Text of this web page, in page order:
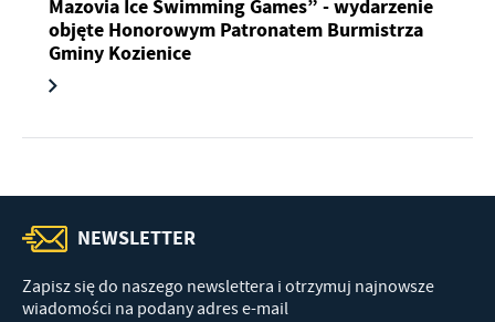
Mazovia Ice Swimming Games” - wydarzenie
objęte Honorowym Patronatem Burmistrza
Gminy Kozienice
NEWSLETTER
Zapisz się do naszego newslettera i otrzymuj najnowsze
wiadomości na podany adres e-mail